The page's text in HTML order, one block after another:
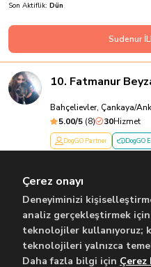
Son Aktiflik: Dün
Sudenur
10. Fatmanur
Bahçelievler, Çankaya/
5.00/5 (8) 30Hizmet
DogGO Partner DogGO
var, 2 ay öncesine kada...
Son Aktiflik: 5 Ağustos
Fatmanur
Çerez onayı
Deneyiminizi
analiz gerçekleştirmek
teknolojiler kullanıyoruz;
teknolojileri yalnızca
Daha fazla bilgi için Çerez